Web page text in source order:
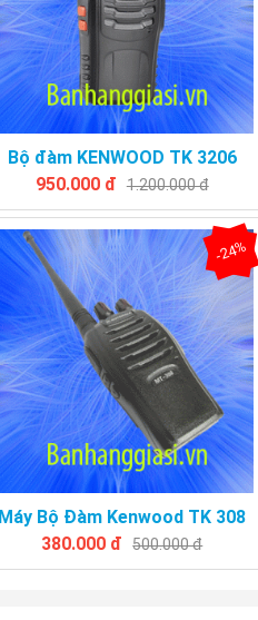
Bộ đàm KENWOOD TK 3206
950.000 đ 1.200.000 đ
Máy Bộ Đàm Kenwood TK 308
-24%
380.000 đ 500.000 đ